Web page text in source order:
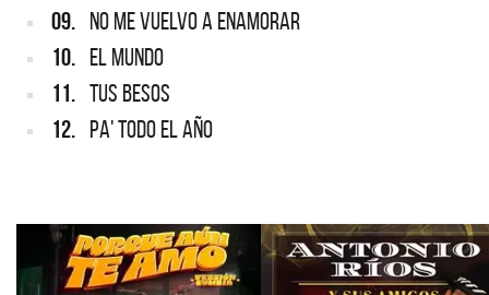
09. NO ME VUELVO A ENAMORAR
10. EL MUNDO
11. TUS BESOS
12. PA' TODO EL AÑO